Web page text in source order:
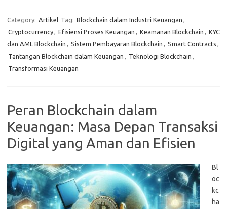
Category: Artikel Tag: Blockchain dalam Industri Keuangan ,
Cryptocurrency, Efisiensi Proses Keuangan , Keamanan Blockchain , KYC
dan AML Blockchain , Sistem Pembayaran Blockchain , Smart Contracts ,
Tantangan Blockchain dalam Keuangan , Teknologi Blockchain ,
Transformasi Keuangan
Peran Blockchain dalam
Keuangan: Masa Depan Transaksi
Digital yang Aman dan Efisien
Bl
oc
kc
ha